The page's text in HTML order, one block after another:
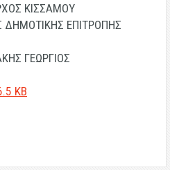
ΚΙΣΣΑΜΟΥ
ΔΗΜΟΤΙΚΗΣ ΕΠΙΤΡΟΠΗΣ
ΓΕΩΡΓΙΟΣ
KB